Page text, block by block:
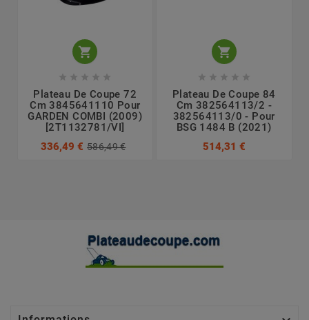

    
Plateau De Coupe 72
Cm 3845641110 Pour
GARDEN COMBI (2009)
[2T1132781/VI]
336,49 € 586,49 €

    
Plateau De Coupe 84
Cm 382564113/2 -
382564113/0 - Pour
BSG 1484 B (2021)
514,31 €